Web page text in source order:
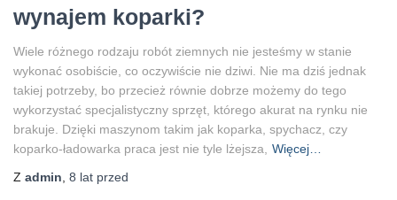
wynajem koparki?
Wiele różnego rodzaju robót ziemnych nie jesteśmy w stanie
wykonać osobiście, co oczywiście nie dziwi. Nie ma dziś jednak
takiej potrzeby, bo przecież równie dobrze możemy do tego
wykorzystać specjalistyczny sprzęt, którego akurat na rynku nie
brakuje. Dzięki maszynom takim jak koparka, spychacz, czy
koparko-ładowarka praca jest nie tyle lżejsza, Więcej…
Z admin, 8 lat przed